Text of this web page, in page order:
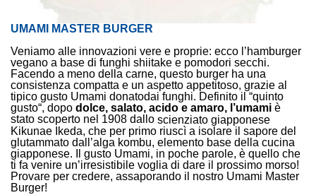
UMAMI MASTER BURGER
Veniamo alle innovazioni vere e proprie: ecco l’hamburger
vegano a base di funghi shiitake e pomodori secchi.
Facendo a meno della carne, questo burger ha una
consistenza compatta e un aspetto appetitoso, grazie al
tipico gusto Umami donatodai funghi. Definito il “quinto
gusto“, dopo dolce, salato, acido e amaro, l’umami è
stato scoperto nel 1908 dallo scienziato giapponese
Kikunae Ikeda, che per primo riuscì a isolare il sapore del
glutammato dall’alga kombu, elemento base della cucina
giapponese. Il gusto Umami, in poche parole, è quello che
ti fa venire un’irresistibile voglia di dare il prossimo morso!
Provare per credere, assaporando il nostro Umami Master
Burger!